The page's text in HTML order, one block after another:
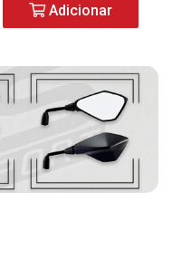
Adicionar